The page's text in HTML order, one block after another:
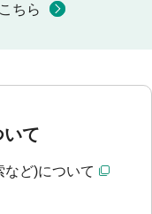
ちら
いて
ど)について